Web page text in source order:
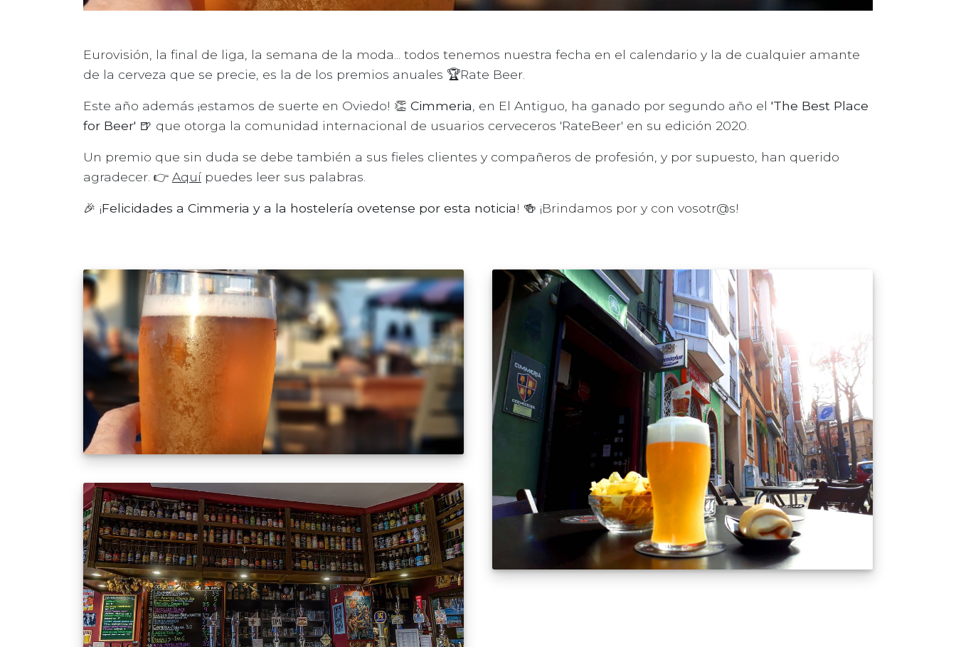
Eurovisión, la final de liga, la semana de la moda... todos tenemos nuestra fecha en el calendario y la de cualquier amante
de la cerveza que se precie, es la de los premios anuales 🏆Rate Beer.
Este año además ¡estamos de suerte en Oviedo! 👏 Cimmeria , en El Antiguo, ha ganado por segundo año el 'The Best Place
for Beer' 🍺 que otorga la comunidad internacional de usuarios cerveceros 'RateBeer' en su edición 2020.
Un premio que sin duda se debe también a sus fieles clientes y compañeros de profesión, y por supuesto, han querido
agradecer. 👉 Aquí puedes leer sus palabras.
🎉 ¡Felicidades a Cimmeria y a la hostelería ovetense por esta noticia! 🍻 ¡Brindamos por y con vosotr@s!